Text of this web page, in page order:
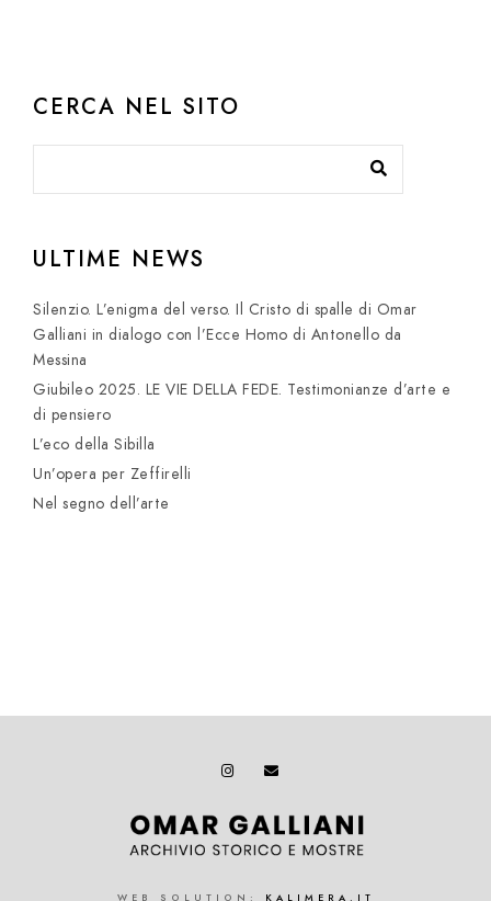
CERCA NEL SITO
ULTIME NEWS
Silenzio. L’enigma del verso. Il Cristo di spalle di Omar
Galliani in dialogo con l’Ecce Homo di Antonello da
Messina
Giubileo 2025. LE VIE DELLA FEDE. Testimonianze d’arte e
di pensiero
L’eco della Sibilla
Un’opera per Zeffirelli
Nel segno dell’arte
WEB SOLUTION: KALIMERA.IT